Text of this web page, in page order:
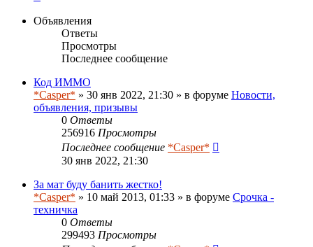
Объявления
Ответы
Просмотры
Последнее сообщение
Код ИММО
*Casper* » 30 янв 2022, 21:30 » в форуме Новости,
объявления, призывы
0 Ответы
256916 Просмотры
Последнее сообщение *Casper*
30 янв 2022, 21:30
За мат буду банить жестко!
*Casper* » 10 май 2013, 01:33 » в форуме Срочка -
техничка
0 Ответы
299493 Просмотры